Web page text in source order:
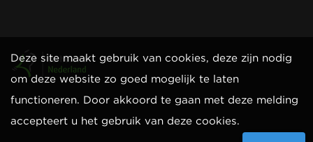
Deze site maakt gebruik van cookies, deze zijn nodig
om deze website zo goed mogelijk te laten
functioneren. Door akkoord te gaan met deze melding
accepteert u het gebruik van deze cookies.